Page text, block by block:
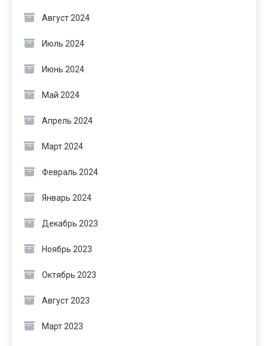
Август 2024
Июль 2024
Июнь 2024
Май 2024
Апрель 2024
Март 2024
Февраль 2024
Январь 2024
Декабрь 2023
Ноябрь 2023
Октябрь 2023
Август 2023
Март 2023